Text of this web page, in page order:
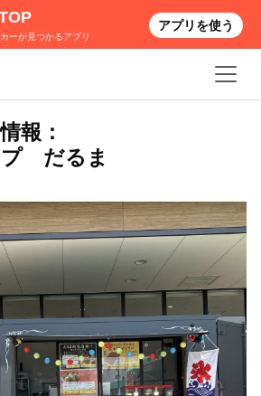
報：
プ だるま
ーが見つかるアプリ
アプリを使う